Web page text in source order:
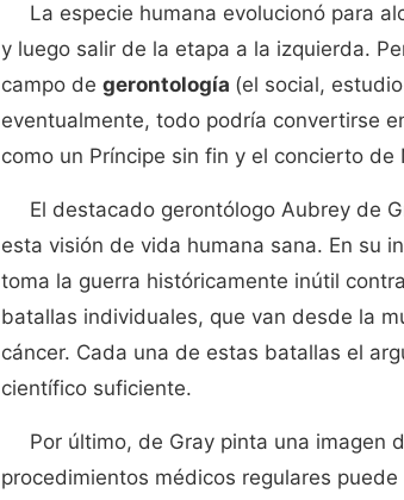
La especie humana evolucionó para
y luego salir de la etapa a la izquierda.
campo de gerontología (el social,
eventualmente, todo podría convertirse
como un Príncipe sin fin y el concierto
El destacado gerontólogo Aubrey de
esta visión de vida humana sana. En su
toma la guerra históricamente inútil
batallas individuales, que van desde la
cáncer. Cada una de estas batallas el
científico suficiente.
Por último, de Gray pinta una imagen
procedimientos médicos regulares